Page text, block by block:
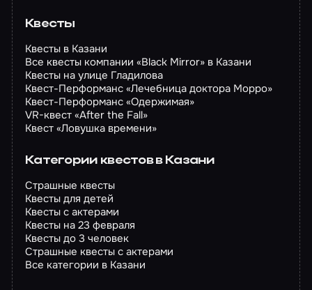
Квесты
Квесты в Казани
Все квесты компании «Black Mirror» в Казани
Квесты на улице Гладилова
Квест-Перформанс «Лечебница доктора Морро»
Квест-Перформанс «Одержимая»
VR-квест «After the Fall»
Квест «Ловушка времени»
Категории квестов в Казани
Страшные квесты
Квесты для детей
Квесты с актерами
Квесты на 23 февраля
Квесты до 3 человек
Страшные квесты с актерами
Все категории в Казани